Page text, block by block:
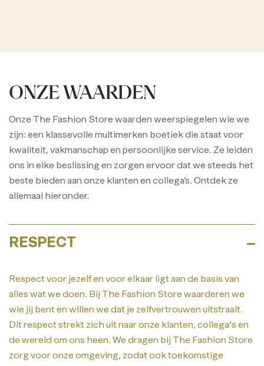
ONZE WAARDEN
Onze The Fashion Store waarden weerspiegelen wie we
zijn: een klassevolle multimerken boetiek die staat voor
kwaliteit, vakmanschap en persoonlijke service. Ze leiden
ons in elke beslissing en zorgen ervoor dat we steeds het
beste bieden aan onze klanten en collega’s. Ontdek ze
allemaal hieronder.
RESPECT
Respect voor jezelf en voor elkaar ligt aan de basis van
alles wat we doen. Bij The Fashion Store waarderen we
wie jij bent en willen we dat je zelfvertrouwen uitstraalt.
Dit respect strekt zich uit naar onze klanten, collega's en
de wereld om ons heen. We dragen bij The Fashion Store
zorg voor onze omgeving, zodat ook toekomstige